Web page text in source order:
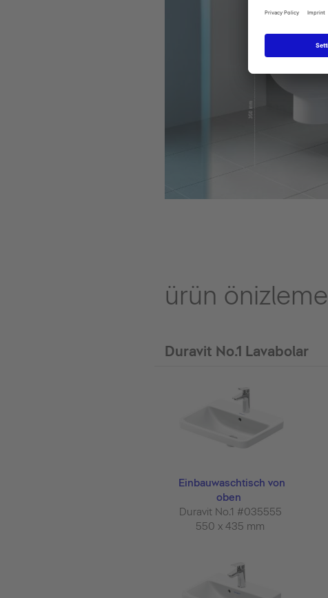
ürün önizleme
Duravit No.1 Lavabolar
Einbauwaschtisch von
oben
Duravit No.1 #035555
550 x 435 mm